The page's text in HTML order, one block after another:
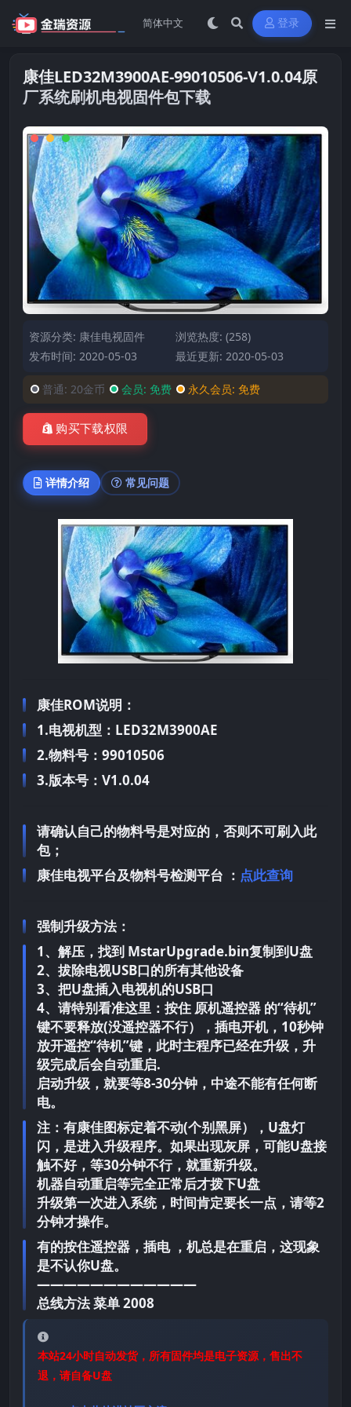
登录
康佳LED32M3900AE-99010506-V1.0.04原
厂系统刷机电视固件包下载
资源分类: 康佳电视固件
浏览热度: (258)
发布时间: 2020-05-03
最近更新: 2020-05-03
普通: 20金币 会员: 免费 永久会员: 免费
购买下载权限
详情介绍 常见问题
康佳ROM说明：
1.电视机型：LED32M3900AE
2.物料号：99010506
3.版本号：V1.0.04
请确认自己的物料号是对应的，否则不可刷入此
包；
康佳电视平台及物料号检测平台 ： 点此查询
强制升级方法：
1、解压，找到 MstarUpgrade.bin复制到U盘
2、拔除电视USB口的所有其他设备
3、把U盘插入电视机的USB口
4、请特别看准这里：按住 原机遥控器 的“待机”
键不要释放(没遥控器不行），插电开机，10秒钟
放开遥控“待机”键，此时主程序已经在升级，升
级完成后会自动重启.
启动升级，就要等8-30分钟，中途不能有任何断
电。
注：有康佳图标定着不动(个别黑屏），U盘灯
闪，是进入升级程序。如果出现灰屏，可能U盘接
触不好，等30分钟不行，就重新升级。
机器自动重启等完全正常后才拨下U盘
升级第一次进入系统，时间肯定要长一点，请等2
分钟才操作。
有的按住遥控器，插电 ，机总是在重启，这现象
是不认你U盘。
————————————
总线方法 菜单 2008
本站24小时自动发货，所有固件均是电子资源，售出不
退，请自备U盘